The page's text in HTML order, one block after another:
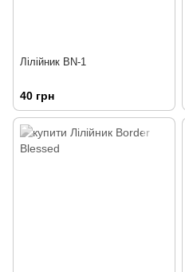
Лілійник BN-1
40 грн